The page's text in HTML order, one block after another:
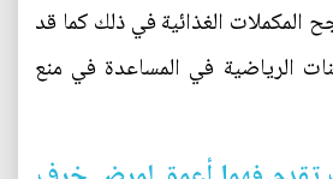
المكملات الغذائية في ذلك كما قد
الرياضية في المساعدة في منع